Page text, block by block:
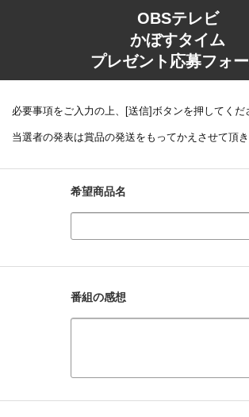
OBSテレビ
かぼすタイム
プレゼント応募フォ
必要事項をご入力の上、[送信]ボタンを押してくだ
当選者の発表は賞品の発送をもってかえさせて頂き
希望商品名
番組の感想